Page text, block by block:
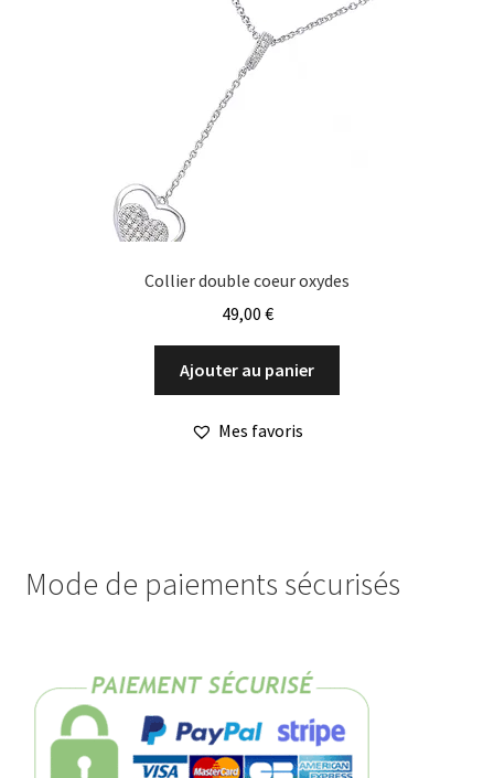
Collier double coeur oxydes
49,00 €
Ajouter au panier
Mes favoris
Mode de paiements sécurisés